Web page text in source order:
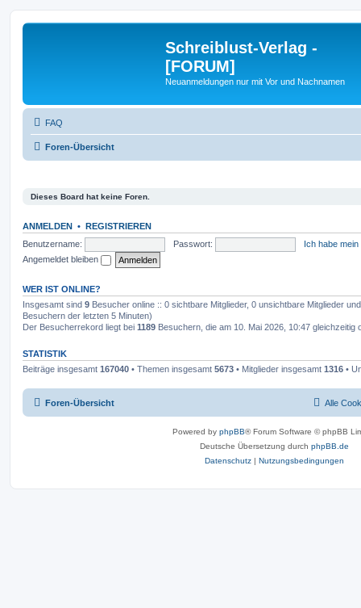
Schreiblust-Verlag -
[FORUM]
Neuanmeldungen nur mit Vor und Nachnamen
FAQ
Foren-Übersicht
Dieses Board hat keine Foren.
ANMELDEN • REGISTRIEREN
Benutzername:
Passwort:
Ich habe
Angemeldet bleiben
WER IST ONLINE?
Insgesamt sind 9 Besucher online :: 0 sichtbare Mitglieder, 0 unsichtbare Mitglieder
Besuchern der letzten 5 Minuten)
Der Besucherrekord liegt bei 1189 Besuchern, die am 10. Mai 2026, 10:47 gleichzeitig
STATISTIK
Beiträge insgesamt 167040 • Themen insgesamt 5673 • Mitglieder insgesamt 1316 •
Foren-Übersicht Alle
Powered by phpBB® Forum Software © phpBB
Deutsche Übersetzung durch phpBB.de
Datenschutz | Nutzungsbedingungen